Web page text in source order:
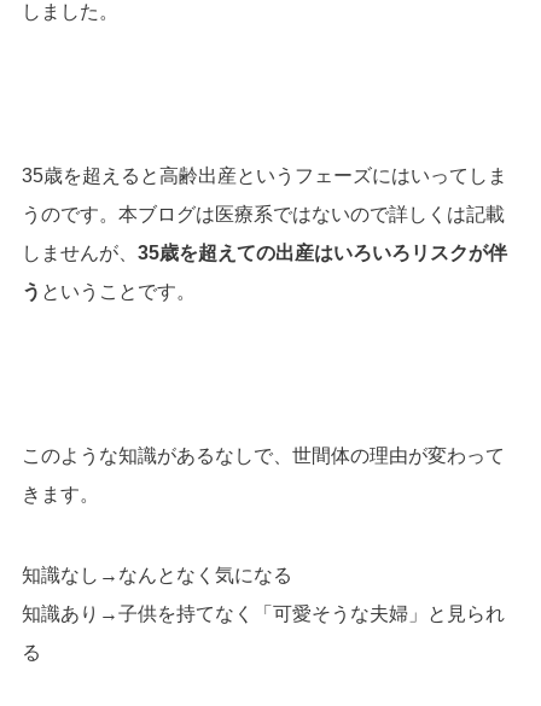
しました。
35歳を超えると高齢出産というフェーズにはいってしま
うのです。本ブログは医療系ではないので詳しくは記載
しませんが、 35歳を超えての出産はいろいろリスクが伴
う ということです。
このような知識があるなしで、世間体の理由が変わって
きます。
知識なし→なんとなく気になる
知識あり→子供を持てなく
「可愛そうな夫婦」と見られ
る